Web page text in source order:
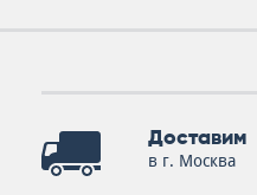
Доставим
в г. Москва